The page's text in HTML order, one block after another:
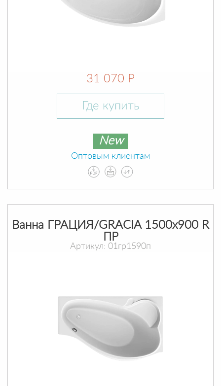
31 070 Р
Где купить
New
Оптовым клиентам
Ванна ГРАЦИЯ/GRACIA 1500х900 R
ПР
Артикул: 01гр1590п